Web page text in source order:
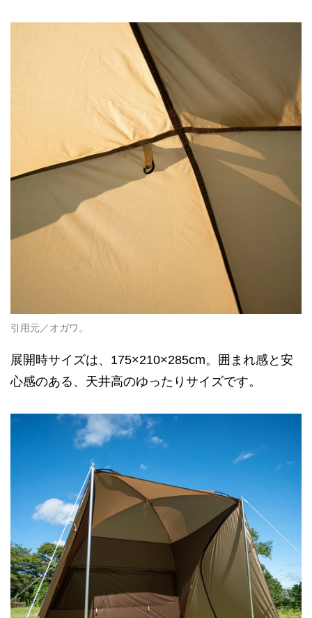
引用元／オガワ。
展開時サイズは、175×210×285cm。囲まれ感と安
心感のある、天井高のゆったりサイズです。